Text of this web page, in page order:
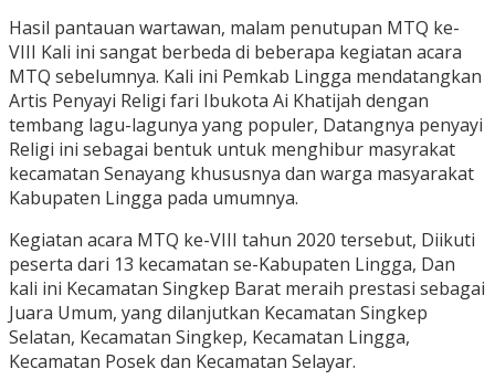
Hasil pantauan wartawan, malam penutupan MTQ ke-
VIII Kali ini sangat berbeda di beberapa kegiatan acara
MTQ sebelumnya. Kali ini Pemkab Lingga mendatangkan
Artis Penyayi Religi fari Ibukota Ai Khatijah dengan
tembang lagu-lagunya yang populer, Datangnya penyayi
Religi ini sebagai bentuk untuk menghibur masyrakat
kecamatan Senayang khususnya dan warga masyarakat
Kabupaten Lingga pada umumnya.
Kegiatan acara MTQ ke-VIII tahun 2020 tersebut, Diikuti
peserta dari 13 kecamatan se-Kabupaten Lingga, Dan
kali ini Kecamatan Singkep Barat meraih prestasi sebagai
Juara Umum, yang dilanjutkan Kecamatan Singkep
Selatan, Kecamatan Singkep, Kecamatan Lingga,
Kecamatan Posek dan Kecamatan Selayar.